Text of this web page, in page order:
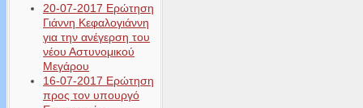
20-07-2017 Ερώτηση
Γιάννη Κεφαλογιάννη
για την ανέγερση του
νέου Αστυνομικού
Μεγάρου
16-07-2017 Ερώτηση
προς τον υπουργό